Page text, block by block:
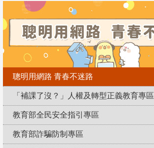
聰明用網路 青春不迷路
「補課了沒？」人權及轉型正義教育專區
教育部全民安全指引專區
教育部詐騙防制專區